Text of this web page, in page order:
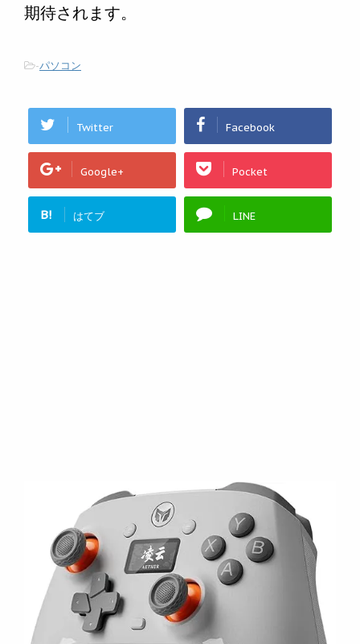
期待されます。
-パソコン
Twitter Facebook
Google+ Pocket
B! はてブ LINE